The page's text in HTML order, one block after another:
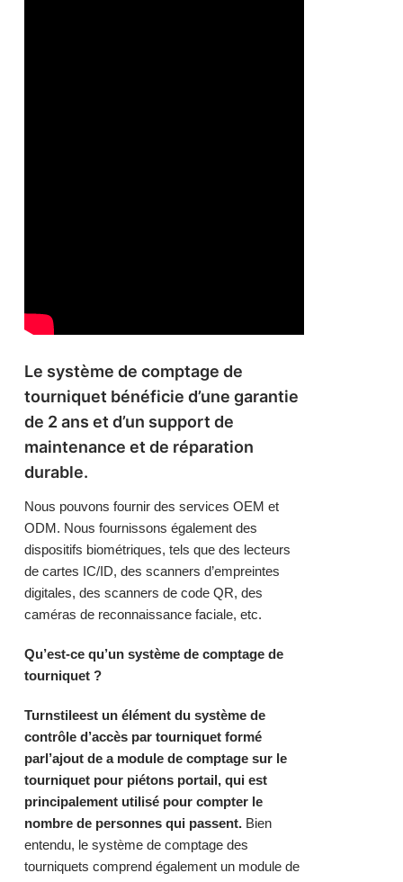
Le système de comptage de
tourniquet bénéficie d’une garantie
de 2 ans et d’un support de
maintenance et de réparation
durable.
Nous pouvons fournir des services OEM et
ODM. Nous fournissons également des
dispositifs biométriques, tels que des lecteurs
de cartes IC/ID, des scanners d’empreintes
digitales, des scanners de code QR, des
caméras de reconnaissance faciale, etc.
Qu’est-ce qu’un système de comptage de
tourniquet ?
Turnstileest un élément du système de
contrôle d’accès par tourniquet formé
parl’ajout de a module de comptage sur le
tourniquet pour piétons portail, qui est
principalement utilisé pour compter le
nombre de personnes qui passent. Bien
entendu, le système de comptage des
tourniquets comprend également un module de